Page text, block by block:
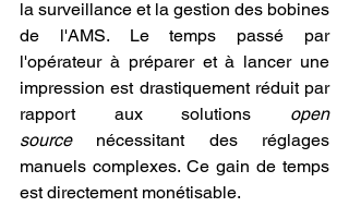
la surveillance et la gestion des bobines
de l'AMS. Le temps passé par
l'opérateur à préparer et à lancer une
impression est drastiquement réduit par
rapport aux solutions open
source nécessitant des réglages
manuels complexes. Ce gain de temps
est directement monétisable.